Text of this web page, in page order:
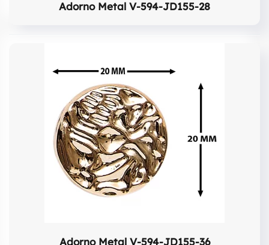
Adorno Metal V-594-JD155-28
Adorno Metal V-594-JD155-36